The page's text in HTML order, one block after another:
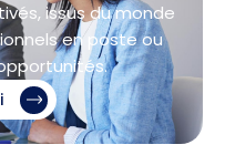
issus du monde
en poste ou